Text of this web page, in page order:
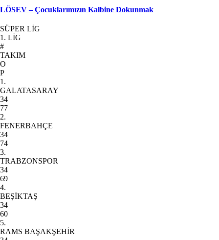
LÖSEV – Çocuklarımızın Kalbine Dokunmak
SÜPER LİG
1. LİG
#
TAKIM
O
P
1.
GALATASARAY
34
77
2.
FENERBAHÇE
34
74
3.
TRABZONSPOR
34
69
4.
BEŞİKTAŞ
34
60
5.
RAMS BAŞAKŞEHİR